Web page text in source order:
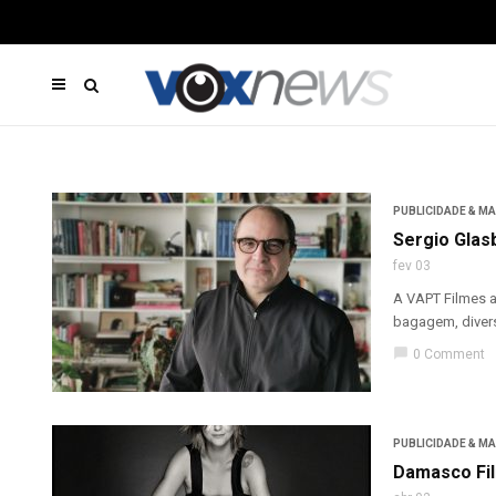
PUBLICIDADE &
Sergio
fev 03
A VAPT Filmes
bagagem,
chat_bubble 0 Comment
PUBLICIDADE &
Damasco